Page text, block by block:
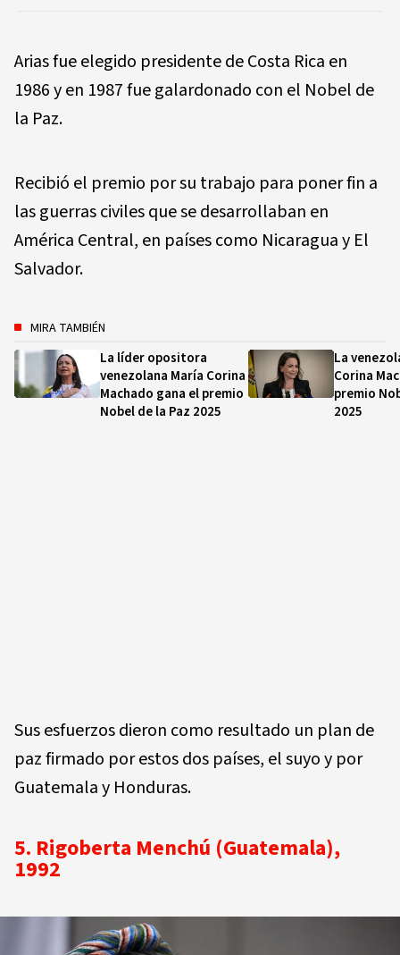
Arias fue elegido presidente de Costa Rica en
1986 y en 1987 fue galardonado con el Nobel de
la Paz.
Recibió el premio por su trabajo para poner fin a
las guerras civiles que se desarrollaban en
América Central, en países como Nicaragua y El
Salvador.
MIRA TAMBIÉN
La líder opositora
venezolana María Corina
Machado gana el premio
Nobel de la Paz 2025
La
Corina
premio
2025
Sus esfuerzos dieron como resultado un plan de
paz firmado por estos dos países, el suyo y por
Guatemala y Honduras.
5. Rigoberta Menchú (Guatemala),
1992